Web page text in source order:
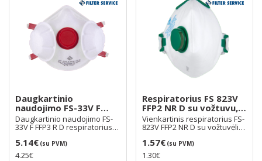
Daugkartinio
naudojimo FS-33V F
FFP3 R D respiratorius
su vožtuvėliu ir
papildomais dviem
filtrais šonuose, skirti
dirbi iki 3 d.d
Daugkartinio naudojimo FS-
33V F FFP3 R D respiratorius
5.14€ (su PVM)
4.25€
Respiratorius FS 823V
FFP2 NR D su vožtuvu,
dirželiai per galvą
Vienkartinis respiratorius FS-
823V FFP2 NR D su vožtuvėliu
1.57€ (su PVM)
1.30€